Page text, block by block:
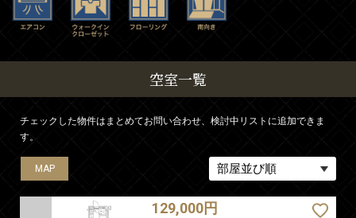
空室一覧
チェックした物件はまとめてお問い合わせ、検討中リストに追加できま
す。
MAP
129,000円
MAP
MAP
MAP
MAP
MAP
MAP
MAP
MAP
MAP
MAP